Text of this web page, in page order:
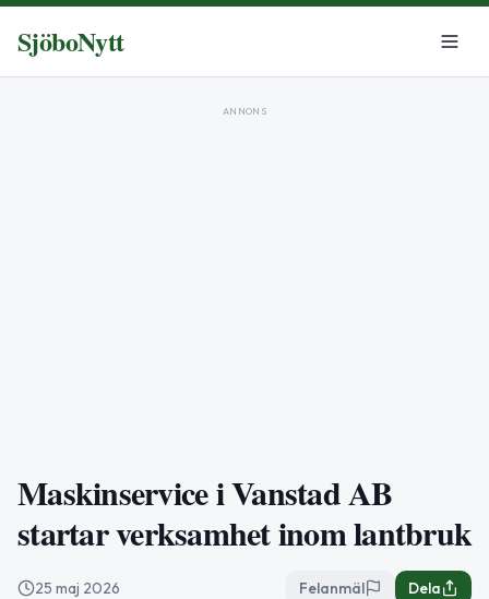
SjöboNytt
ANNONS
Maskinservice i Vanstad AB
startar verksamhet inom lantbruk
25 maj 2026 Felanmäl Dela